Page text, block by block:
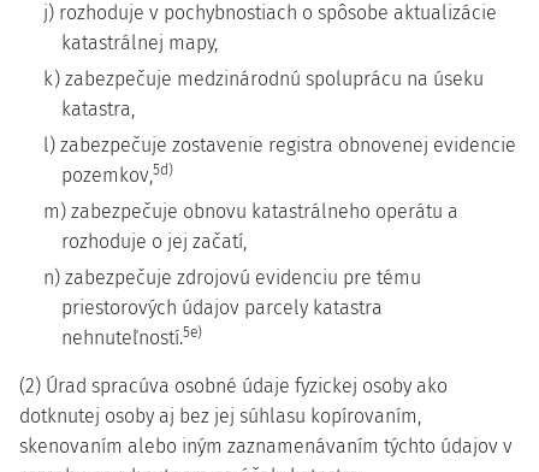
j) rozhoduje v pochybnostiach o spôsobe aktualizácie
katastrálnej mapy,
k) zabezpečuje medzinárodnú spoluprácu na úseku
katastra,
l) zabezpečuje zostavenie registra obnovenej evidencie
pozemkov,5d)
m) zabezpečuje obnovu katastrálneho operátu a
rozhoduje o jej začatí,
n) zabezpečuje zdrojovú evidenciu pre tému
priestorových údajov parcely katastra
nehnuteľností.5e)
(2) Úrad spracúva osobné údaje fyzickej osoby ako
dotknutej osoby aj bez jej súhlasu kopírovaním,
skenovaním alebo iným zaznamenávaním týchto údajov v